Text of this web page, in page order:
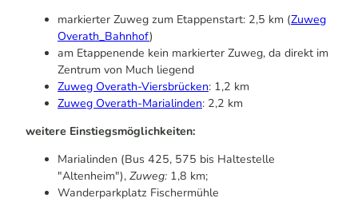
markierter Zuweg zum Etappenstart: 2,5 km (Zuweg
Overath_Bahnhof)
am Etappenende kein markierter Zuweg, da direkt im
Zentrum von Much liegend
Zuweg Overath-Viersbrücken: 1,2 km
Zuweg Overath-Marialinden: 2,2 km
weitere Einstiegsmöglichkeiten:
Marialinden (Bus 425, 575 bis Haltestelle
"Altenheim"), Zuweg: 1,8 km;
Wanderparkplatz Fischermühle